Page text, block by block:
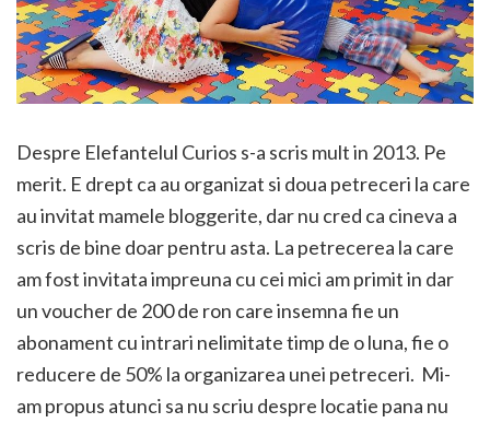
Despre Elefantelul Curios s-a scris mult in 2013. Pe
merit. E drept ca au organizat si doua petreceri la care
au invitat mamele bloggerite, dar nu cred ca cineva a
scris de bine doar pentru asta. La petrecerea la care
am fost invitata impreuna cu cei mici am primit in dar
un voucher de 200 de ron care insemna fie un
abonament cu intrari nelimitate timp de o luna, fie o
reducere de 50% la organizarea unei petreceri. Mi-
am propus atunci sa nu scriu despre locatie pana nu